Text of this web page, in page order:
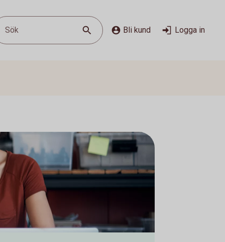
Sök Bli kund Logga in